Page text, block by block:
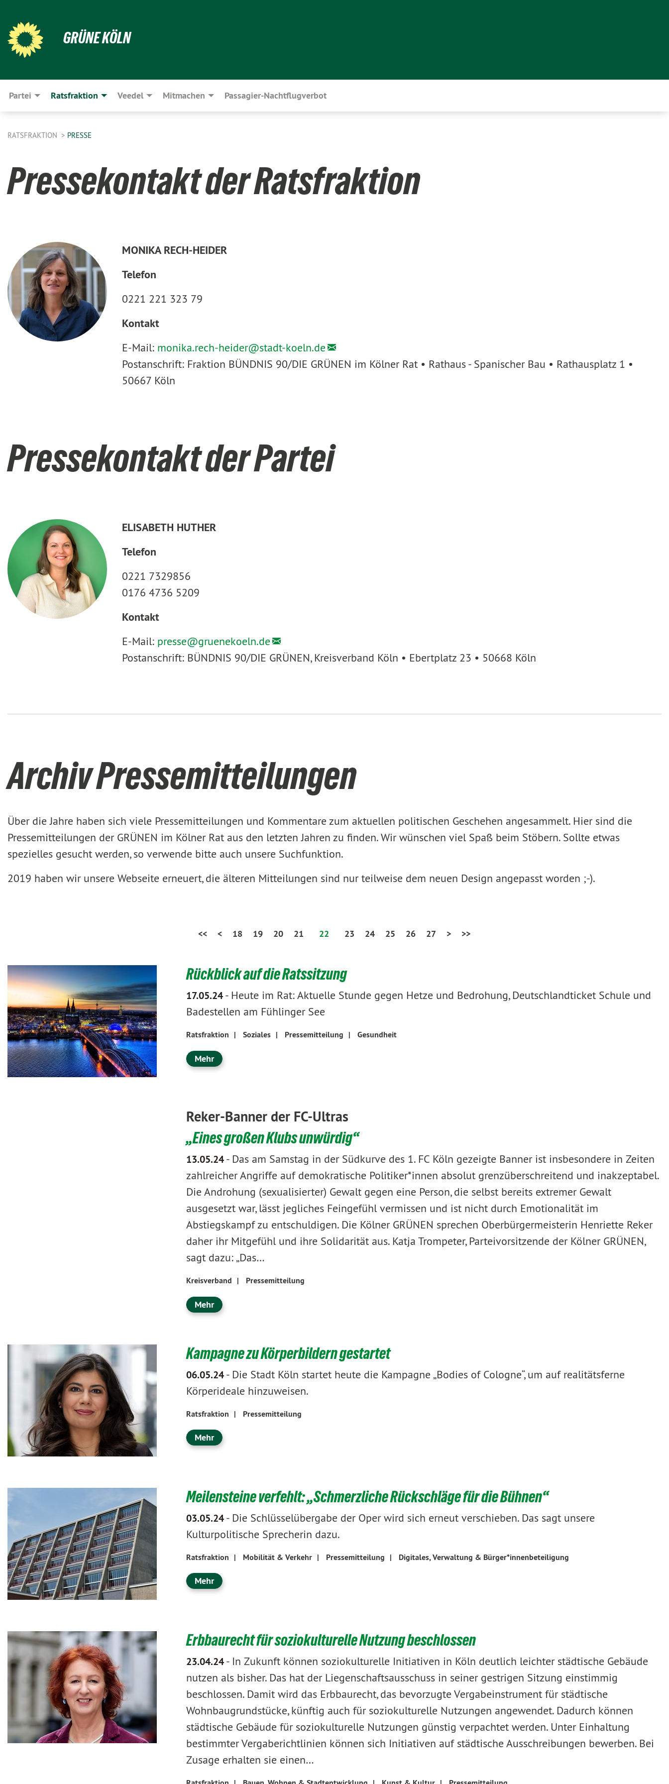
GRÜNE KÖLN
Partei Ratsfraktion Veedel Mitmachen Passagier-Nachtflugverbot
RATSFRAKTION PRESSE
Pressekontakt der Ratsfraktion
MONIKA RECH-HEIDER
Telefon
0221 221 323 79
Kontakt
E-Mail: monika.rech-heider@stadt-koeln.de
Postanschrift: Fraktion BÜNDNIS 90/DIE GRÜNEN im Kölner Rat • Rathaus - Spanischer Bau • Rathausplatz 1 •
50667 Köln
Pressekontakt der Partei
ELISABETH HUTHER
Telefon
0221 7329856
0176 4736 5209
Kontakt
E-Mail: presse@gruenekoeln.de
Postanschrift: BÜNDNIS 90/DIE GRÜNEN, Kreisverband Köln • Ebertplatz 23 • 50668 Köln
Archiv Pressemitteilungen
Über die Jahre haben sich viele Pressemitteilungen und Kommentare zum aktuellen politischen Geschehen angesammelt. Hier sind die
Pressemitteilungen der GRÜNEN im Kölner Rat aus den letzten Jahren zu finden. Wir wünschen viel Spaß beim Stöbern. Sollte etwas
spezielles gesucht werden, so verwende bitte auch unsere Suchfunktion.
2019 haben wir unsere Webseite erneuert, die älteren Mitteilungen sind nur teilweise dem neuen Design angepasst worden ;-).
<< < 18 19 20 21 22 23 24 25 26 27 > >>
Rückblick auf die Ratssitzung
17.05.24- Heute im Rat: Aktuelle Stunde gegen Hetze und Bedrohung, Deutschlandticket Schule und
Badestellen am Fühlinger See
Ratsfraktion | Soziales | Pressemitteilung | Gesundheit
Mehr
Reker-Banner der FC-Ultras
„Eines großen Klubs unwürdig“
13.05.24- Das am Samstag in der Südkurve des 1. FC Köln gezeigte Banner ist insbesondere in Zeiten
zahlreicher Angriffe auf demokratische Politiker*innen absolut grenzüberschreitend und inakzeptabel.
Die Androhung (sexualisierter) Gewalt gegen eine Person, die selbst bereits extremer Gewalt
ausgesetzt war, lässt jegliches Feingefühl vermissen und ist nicht durch Emotionalität im
Abstiegskampf zu entschuldigen. Die Kölner GRÜNEN sprechen Oberbürgermeisterin Henriette Reker
daher ihr Mitgefühl und ihre Solidarität aus. Katja Trompeter, Parteivorsitzende der Kölner GRÜNEN,
sagt dazu: „Das…
Kreisverband | Pressemitteilung
Mehr
Kampagne zu Körperbildern gestartet
06.05.24- Die Stadt Köln startet heute die Kampagne „Bodies of Cologne“, um auf realitätsferne
Körperideale hinzuweisen.
Ratsfraktion | Pressemitteilung
Mehr
Meilensteine verfehlt: „Schmerzliche Rückschläge für die Bühnen“
03.05.24- Die Schlüsselübergabe der Oper wird sich erneut verschieben. Das sagt unsere
Kulturpolitische Sprecherin dazu.
Ratsfraktion | Mobilität & Verkehr | Pressemitteilung | Digitales, Verwaltung & Bürger*innenbeteiligung
Mehr
Erbbaurecht für soziokulturelle Nutzung beschlossen
23.04.24- In Zukunft können soziokulturelle Initiativen in Köln deutlich leichter städtische Gebäude
nutzen als bisher. Das hat der Liegenschaftsausschuss in seiner gestrigen Sitzung einstimmig
beschlossen. Damit wird das Erbbaurecht, das bevorzugte Vergabeinstrument für städtische
Wohnbaugrundstücke, künftig auch für soziokulturelle Nutzungen angewendet. Dadurch können
städtische Gebäude für soziokulturelle Nutzungen günstig verpachtet werden. Unter Einhaltung
bestimmter Vergaberichtlinien können sich Initiativen auf städtische Ausschreibungen bewerben. Bei
Zusage erhalten sie einen…